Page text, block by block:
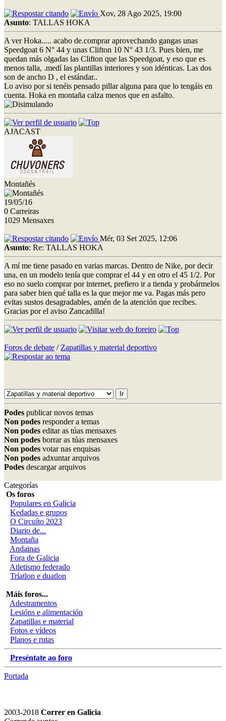
Xov, 28 Ago 2025, 19:00
Asunto: TALLAS HOKA
A ver Hoka..... acabo de.comprar aprovechando gangas unas
Speedgoat 6 N° 44 y unas Clifton 10 N° 43 1/3. Pues bien, me
quedan más olgadas las Clifton que las Speedgoat, y eso que es
menos talla, .medí las plantillas interiores y son idénticas. Las dos
son de ancho D , el estándar..
Lo aviso por si tenéis pensado pillar alguna para que lo tengáis en
cuenta. Hoka en montaña calza menos que en asfalto.
AJACAST
Montañés
19/05/16
0 Carreiras
1029 Mensaxes
Mér, 03 Set 2025, 12:06
Asunto: Re: TALLAS HOKA
A mí me tiene pasado en varias marcas. Dentro de Nike, por decir
una, en un modelo tenía que comprar el 44 y en otro el 45 1/2. Por
eso no suelo comprar por internet, prefiero ir a tienda y probármelos
para saber bien qué talla es la que mejor me va. Pagas más pero
evitas sustos desagradables, amén de la atención que recibes.
Gracias por el aviso Zancadilla!
Foros de debate / Zapatillas y material deportivo
Podes publicar novos temas
Non podes responder a temas
Non podes editar as túas mensaxes
Non podes borrar as túas mensaxes
Non podes votar nas enquisas
Non podes adxuntar arquivos
Podes descargar arquivos
Categorías
Os foros
Populares en Galicia
Kedadas e grupos
O Circuíto 2023
Diario de...
Montaña
Andainas
Fora de Galicia
Atletismo federado
Tríatlon e duatlon
Máis foros...
Adestramentos
Lesións e alimentación
Zapatillas e material
Fotos e vídeos
Planos e rutas
Preséntate ao foro
Portada
2003-2018 Correr en Galicia